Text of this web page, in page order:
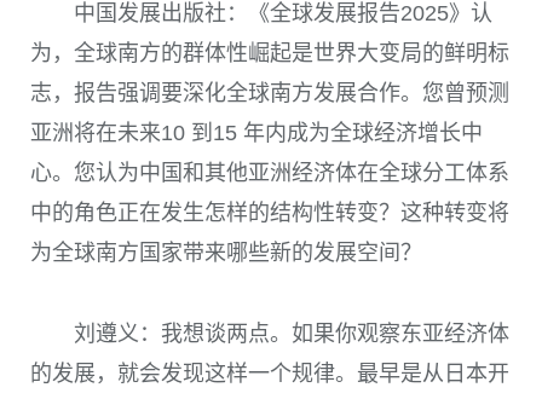
中国发展出版社：《全球发展报告2025》认
为，全球南方的群体性崛起是世界大变局的鲜明标
志，报告强调要深化全球南方发展合作。您曾预测
亚洲将在未来10 到15 年内成为全球经济增长中
心。您认为中国和其他亚洲经济体在全球分工体系
中的角色正在发生怎样的结构性转变？这种转变将
为全球南方国家带来哪些新的发展空间？
刘遵义：我想谈两点。如果你观察东亚经济体
的发展，就会发现这样一个规律。最早是从日本开